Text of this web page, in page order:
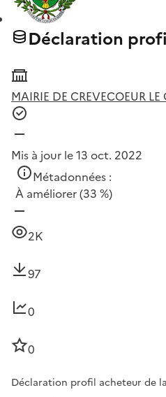
Déclaration
MAIRIE DE CREVECOEUR
Mis à jour le 13 oct. 2022
Métadonnées :
À améliorer(33 %)
2K
97
0
0
Déclaration profil acheteur de